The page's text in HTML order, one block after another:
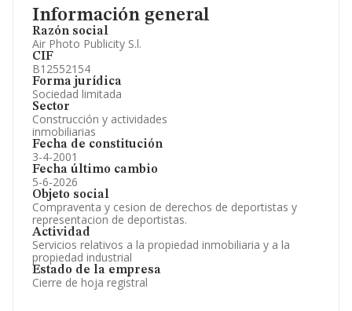
Información general
Razón social
Air Photo Publicity S.l.
CIF
B12552154
Forma jurídica
Sociedad limitada
Sector
Construcción y actividades
inmobiliarias
Fecha de constitución
3-4-2001
Fecha último cambio
5-6-2026
Objeto social
Compraventa y cesion de derechos de deportistas y
representacion de deportistas.
Actividad
Servicios relativos a la propiedad inmobiliaria y a la
propiedad industrial
Estado de la empresa
Cierre de hoja registral
Información oficial y registral complementaria.